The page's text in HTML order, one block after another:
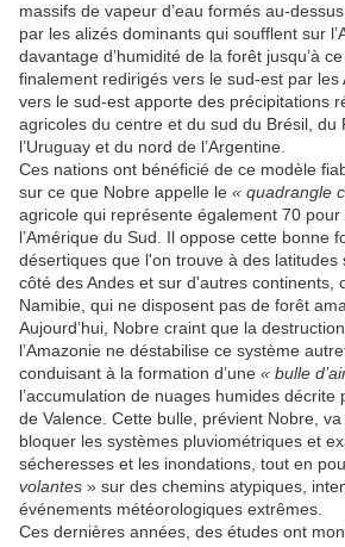
massifs de vapeur d’eau formés au-
par les alizés dominants qui soufflent sur
davantage d’humidité de la forêt jusqu’à
finalement redirigés vers le sud-est par les
vers le sud-est apporte des précipitations
agricoles du centre et du sud du Brésil, du
l’Uruguay et du nord de l’Argentine.
Ces nations ont bénéficié de ce modèle
sur ce que Nobre appelle le « quadrangle
agricole qui représente également 70 pour
l’Amérique du Sud. Il oppose cette bonne
désertiques que l'on trouve à des latitudes
côté des Andes et sur d'autres continents,
Namibie, qui ne disposent pas de forêt
Aujourd’hui, Nobre craint que la
l’Amazonie ne déstabilise ce système
conduisant à la formation d’une « bulle
l’accumulation de nuages ​​humides décrite
de Valence. Cette bulle, prévient Nobre, va
bloquer les systèmes pluviométriques et
sécheresses et les inondations, tout en
volantes » sur des chemins atypiques,
événements météorologiques extrêmes.
Ces dernières années, des études ont